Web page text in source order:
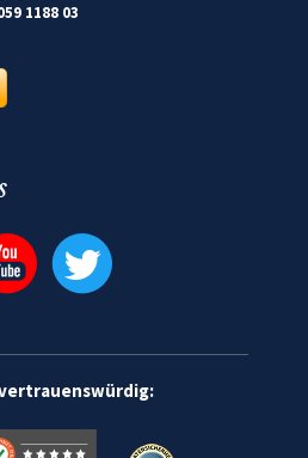
1188 03